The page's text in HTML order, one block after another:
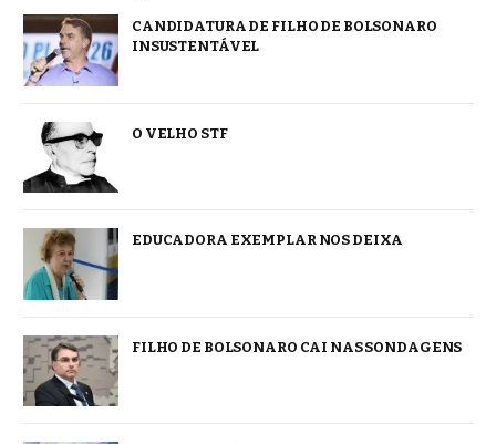
CANDIDATURA DE FILHO DE BOLSONARO
INSUSTENTÁVEL
O VELHO STF
EDUCADORA EXEMPLAR NOS DEIXA
FILHO DE BOLSONARO CAI NAS SONDAGENS